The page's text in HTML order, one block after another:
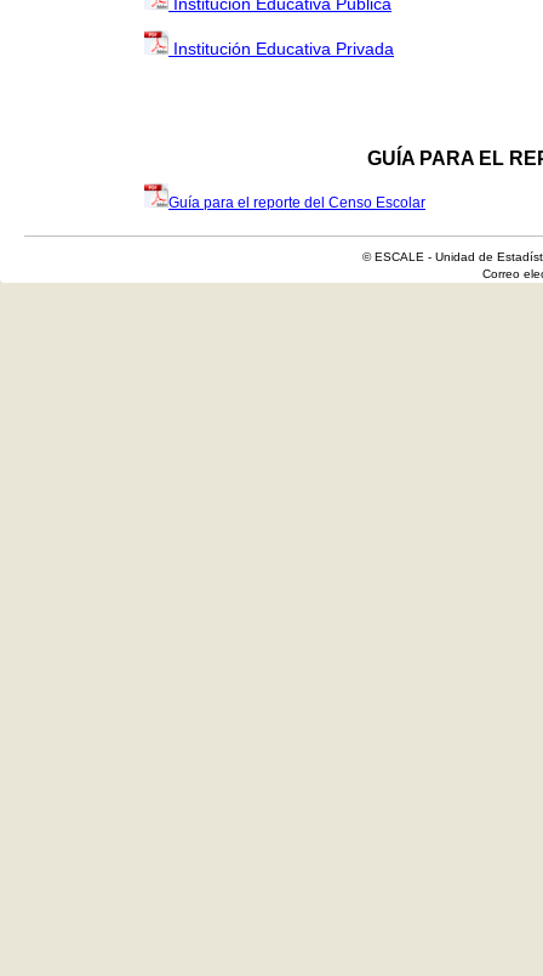
Institución Educativa Pública
Institución Educativa Privada
GUÍA PARA EL
Guía para el reporte del Censo Escolar
© ESCALE - Unidad de
Correo